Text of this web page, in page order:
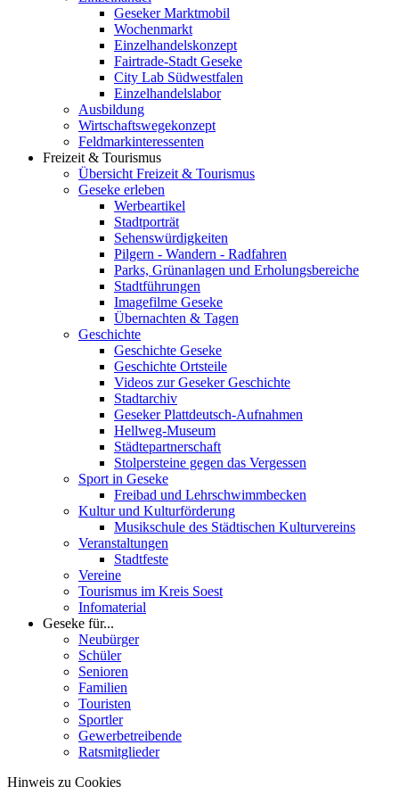
Geseker Marktmobil
Wochenmarkt
Einzelhandelskonzept
Fairtrade-Stadt Geseke
City Lab Südwestfalen
Einzelhandelslabor
Ausbildung
Wirtschaftswegekonzept
Feldmarkinteressenten
Freizeit & Tourismus
Übersicht Freizeit & Tourismus
Geseke erleben
Werbeartikel
Stadtporträt
Sehenswürdigkeiten
Pilgern - Wandern - Radfahren
Parks, Grünanlagen und Erholungsbereiche
Stadtführungen
Imagefilme Geseke
Übernachten & Tagen
Geschichte
Geschichte Geseke
Geschichte Ortsteile
Videos zur Geseker Geschichte
Stadtarchiv
Geseker Plattdeutsch-Aufnahmen
Hellweg-Museum
Städtepartnerschaft
Stolpersteine gegen das Vergessen
Sport in Geseke
Freibad und Lehrschwimmbecken
Kultur und Kulturförderung
Musikschule des Städtischen Kulturvereins
Veranstaltungen
Stadtfeste
Vereine
Tourismus im Kreis Soest
Infomaterial
Geseke für...
Neubürger
Schüler
Senioren
Familien
Touristen
Sportler
Gewerbetreibende
Ratsmitglieder
Hinweis zu Cookies